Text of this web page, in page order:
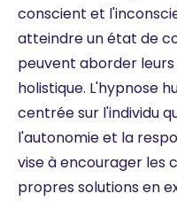
conscient et
atteindre un état de
peuvent aborder
holistique. L'hypnose
centrée sur l'individu
l'autonomie et la
vise à encourager les
propres solutions en